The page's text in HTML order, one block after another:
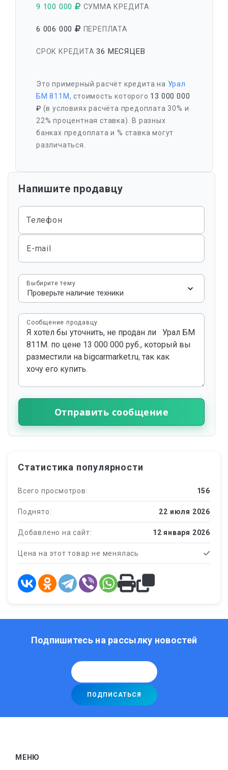
9 100 000 СУММА КРЕДИТА
6 006 000 ПЕРЕПЛАТА
СРОК КРЕДИТА36 МЕСЯЦЕВ
Это примерный расчёт кредита на Урал
БМ 811М, стоимость которого 13 000 000
₽ (в условиях расчёта предоплата 30% и
22% процентная ставка). В разных
банках предоплата и % ставка могут
различаться.
Напишите продавцу
Телефон
E-mail
Выбирите тему
Сообщение продавцу
Отправить сообщение
Статистика популярности
Всего просмотров: 156
Поднято: 22 июля 2026
Добавлено на сайт: 12 января 2026
Цена на этот товар не менялась
Подпишитесь на рассылку новостей
МЕНЮ